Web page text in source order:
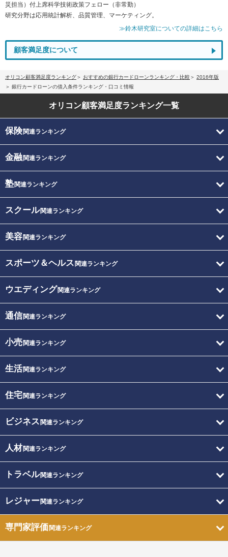
災担当）付上席科学技術政策フェロー（非常勤）
研究分野は応用統計解析、品質管理、マーケティング。
≫鈴木研究室についての詳細はこちら
顧客満足度について
オリコン顧客満足度ランキング おすすめの銀行カードローンランキング・比較
2016年版
銀行カードローンの借入条件ランキング・口コミ情報
オリコン顧客満足度ランキング一覧
保険関連ランキング
金融関連ランキング
塾関連ランキング
スクール関連ランキング
美容関連ランキング
スポーツ＆ヘルス 関連ランキング
ウエディング関連ランキング
通信関連ランキング
小売関連ランキング
生活関連ランキング
住宅関連ランキング
ビジネス 関連ランキング
人材関連ランキング
トラベル関連ランキング
レジャー関連ランキング
専門家評価関連ランキング